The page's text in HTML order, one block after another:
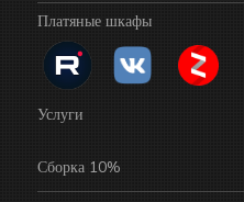
Платяные шкафы
Услуги
Сборка 10%